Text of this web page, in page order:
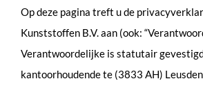
Op deze pagina treft u de
Kunststoffen B.V. aan (ook:
Verantwoordelijke is statutair
kantoorhoudende te (3833 AH)